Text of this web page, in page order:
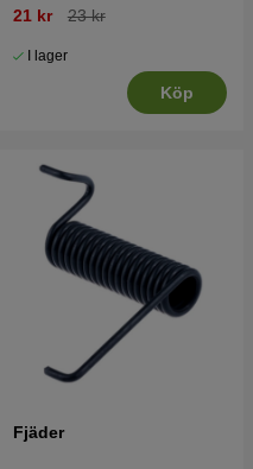
21 kr 23 kr
I lager
Köp
Fjäder